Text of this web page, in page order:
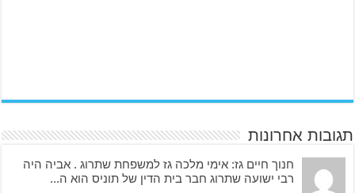
תגובות אחרונות
חנוך חיים גז: אימי מלכה גז למשפחת שתרוג . אביה היה
רבי ישועה שתרוג חבר בית הדין של תוניס הוא ה...